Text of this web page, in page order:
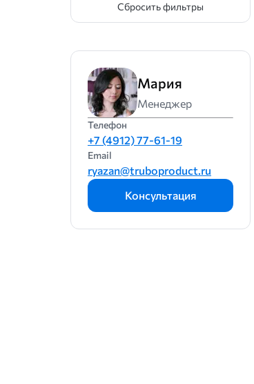
Сбросить фильтры
Мария
Менеджер
Телефон
+7 (4912) 77-61-19
Email
ryazan@truboproduct.ru
Консультация